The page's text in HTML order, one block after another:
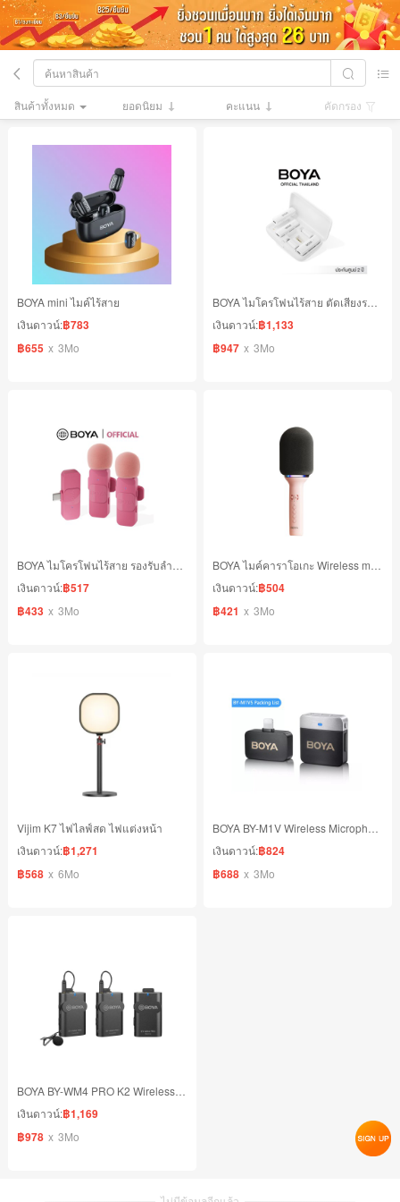
สินค้าทั้งหมด ยอดนิยม คะแนน คัดกรอง
BOYA mini ไมค์ไร้สาย
เงินดาวน์:฿783
฿655 x 3Mo
เงินดาวน์:฿1,133
฿947 x 3Mo
เงินดาวน์:฿517
฿433 x 3Mo
เงินดาวน์:฿504
฿421 x 3Mo
Vijim K7 ไฟไลฟ์สด ไฟแต่งหน้า
เงินดาวน์:฿1,271
฿568 x 6Mo
เงินดาวน์:฿824
฿688 x 3Mo
BOYA BY-WM4 PRO K2 Wireless Microphone ไมค์ไร้สายหนีบปกเสื้อ, ไลฟ์สด วิดีโอ (Mobile&Camera）
เงินดาวน์:฿1,169
฿978 x 3Mo